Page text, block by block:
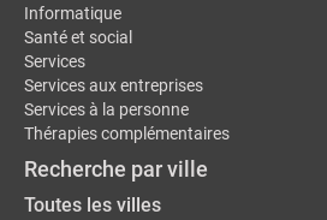
Informatique
Santé et social
Services
Services aux entreprises
Services à la personne
Thérapies complémentaires
Recherche par ville
Toutes les villes